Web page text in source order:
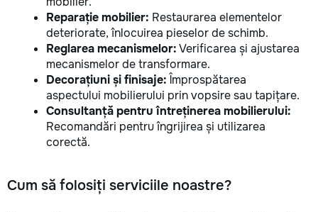
Reparație mobilier: Restaurarea elementelor
deteriorate, înlocuirea pieselor de schimb.
Reglarea mecanismelor:Verificarea și ajustarea
mecanismelor de transformare.
Decorațiuni și finisaje: Împrospătarea
aspectului mobilierului prin vopsire sau tapițare.
Consultanță pentru întreținerea mobilierului:
Recomandări pentru îngrijirea și utilizarea
corectă.
Cum să folosiți serviciile noastre?